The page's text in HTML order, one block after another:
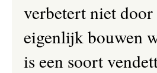
verbetert niet
eigenlijk bouwen
is een soort